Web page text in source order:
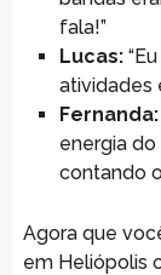
fala!”
Lucas:
atividades
Fernanda:
energia
contando
Agora que
em Heliópolis